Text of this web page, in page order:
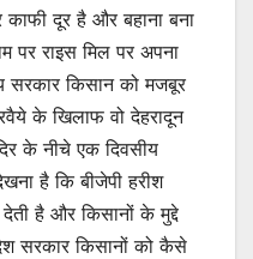
दूर है और बहाना बना
पर राइस मिल पर अपना
सरकार किसान को मजबूर
के खिलाफ वो देहरादून
के नीचे एक दिवसीय
है कि बीजेपी हरीश
है और किसानों के मुद्दे
सरकार किसानों को कैसे